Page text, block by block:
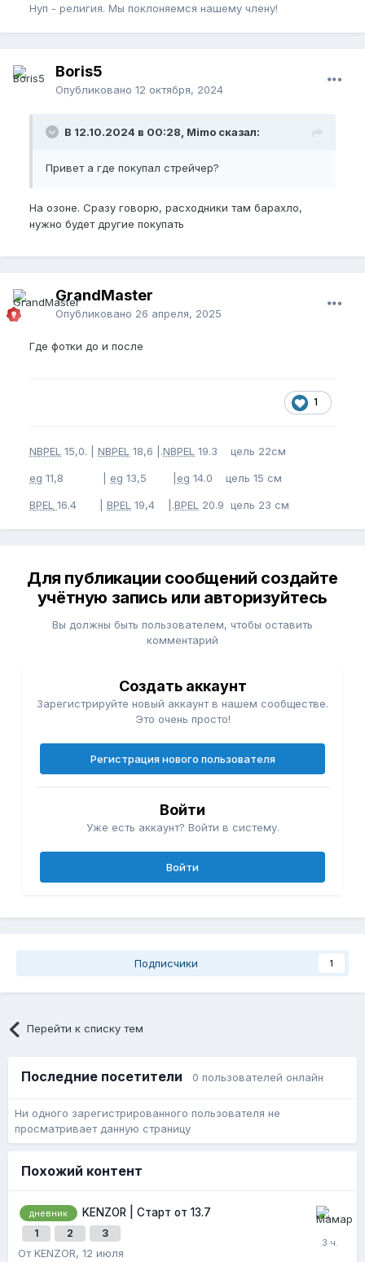
Нуп - религия. Мы поклоняемся нашему члену!
Boris5
Опубликовано 12 октября, 2024
В 12.10.2024 в 00:28, Mimo сказал:
Привет а где покупал стрейчер?
На озоне. Сразу говорю, расходники там барахло,
нужно будет другие покупать
GrandMaster
Опубликовано 26 апреля, 2025
Где фотки до и после
1
NBPEL 15,0. | NBPEL 18,6 |.NBPEL 19.3 цель 22см
eg 11,8 | eg 13,5 | eg 14.0 цель 15 см
BPEL 16.4 | BPEL 19,4 |.BPEL 20.9 цель 23 см
Для публикации сообщений создайте
учётную запись или авторизуйтесь
Вы должны быть пользователем, чтобы оставить
комментарий
Создать аккаунт
Зарегистрируйте новый аккаунт в нашем сообществе.
Это очень просто!
Регистрация нового пользователя
Войти
Уже есть аккаунт? Войти в систему.
Войти
Подписчики 1
Перейти к списку тем
Последние посетители 0 пользователей онлайн
Ни одного зарегистрированного пользователя не
просматривает данную страницу
Похожий контент
дневник KENZOR | Старт от 13.7
1 2 3
От KENZOR, 12 июля